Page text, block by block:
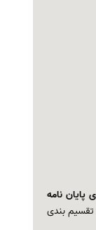
پایان نامه
بندی